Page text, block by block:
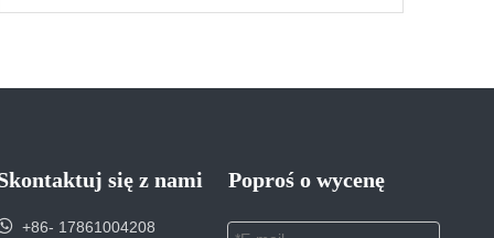
się z nami
+86- 17861004208
Poproś o wycenę